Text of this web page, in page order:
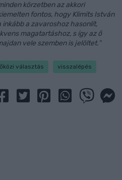
körzetben az akkori
fontos, hogy Klimits István
a zavaroshoz hasonlít,
magatartáshoz, s így az ő
vele szemben is jelöltet.”
választás visszalépés